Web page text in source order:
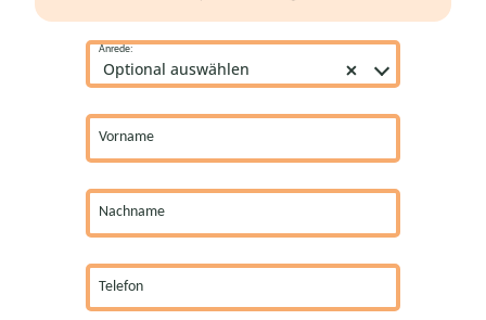
Agreement
Anrede:
Optional auswählen Remove item
Vorname
Nachname
Telefon